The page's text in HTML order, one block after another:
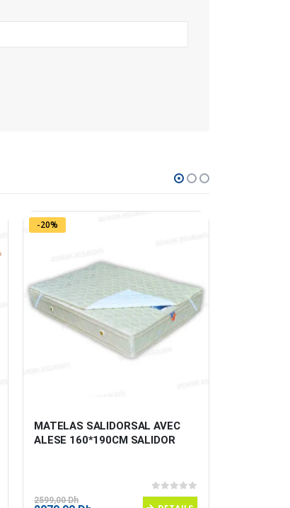
-20%
MATELAS SALIDORSAL AVEC
ALESE 160*190CM SALIDOR
0sur 5
2599,00Dh